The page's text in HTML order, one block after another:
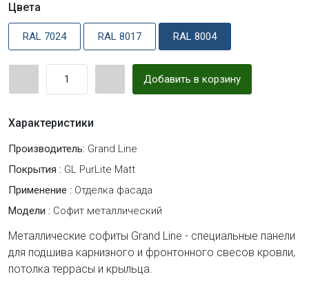
Цвета
RAL 7024 RAL 8017 RAL 8004
Добавить в корзину
Характеристики
Производитель: Grand Line
Покрытия : GL PurLite Matt
Применение : Отделка фасада
Модели : Софит металлический
Металлические софиты Grand Line - специальные панели
для подшива карнизного и фронтонного свесов кровли,
потолка террасы и крыльца.